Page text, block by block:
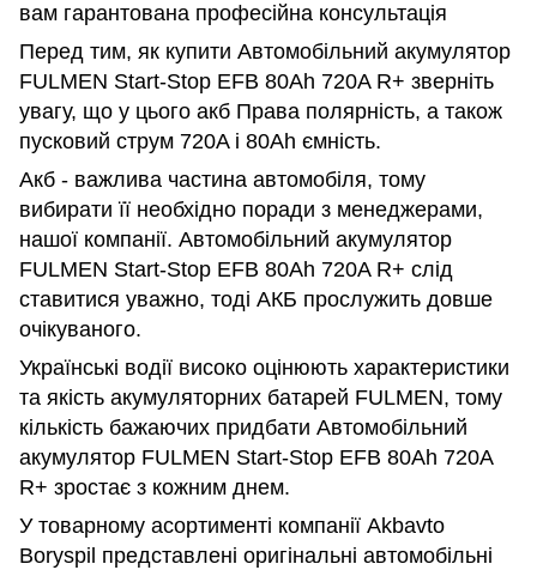
вам гарантована професійна консультація
Перед тим, як купити Автомобільний акумулятор
FULMEN Start-Stop EFB 80Ah 720A R+ зверніть
увагу, що у цього акб Права полярність, а також
пусковий струм 720A і 80Ah ємність.
Акб - важлива частина автомобіля, тому
вибирати її необхідно поради з менеджерами,
нашої компанії. Автомобільний акумулятор
FULMEN Start-Stop EFB 80Ah 720A R+ слід
ставитися уважно, тоді АКБ прослужить довше
очікуваного.
Українські водії високо оцінюють характеристики
та якість акумуляторних батарей FULMEN, тому
кількість бажаючих придбати Автомобільний
акумулятор FULMEN Start-Stop EFB 80Ah 720A
R+ зростає з кожним днем.
У товарному асортименті компанії Akbavto
Boryspil представлені оригінальні автомобільні